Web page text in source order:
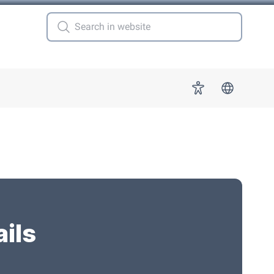
for "More" Accessibility